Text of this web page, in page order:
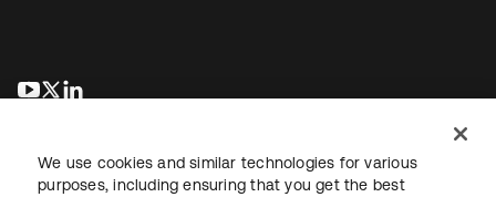
新しいタブで開く
新しいタブで開く
We use cookies and similar technologies for various
purposes, including ensuring that you get the best